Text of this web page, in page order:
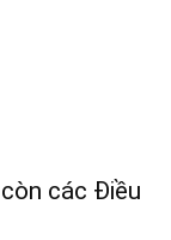
các Điều